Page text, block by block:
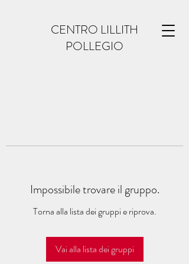
CENTRO LILLITH
POLLEGIO
Impossibile trovare il gruppo.
Torna alla lista dei gruppi e riprova.
Vai alla lista dei gruppi